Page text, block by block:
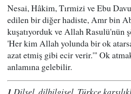
Nesai, Hâkim, Tırmizi ve Ebu
edilen bir diğer hadiste, Amr bin
kuşatıyorduk ve Allah Rasulü'nün
'Her kim Allah yolunda bir ok
azat etmiş gibi ecir verir.'" Ok
anlamına gelebilir.
Dilsel, dilbilgisel. Türkçe